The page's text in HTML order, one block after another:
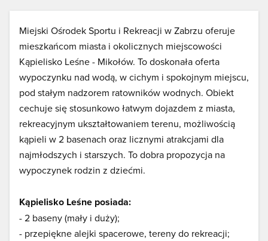
Miejski Ośrodek Sportu i Rekreacji w Zabrzu oferuje
mieszkańcom miasta i okolicznych miejscowości
Kąpielisko Leśne - Mikołów. To doskonała oferta
wypoczynku nad wodą, w cichym i spokojnym miejscu,
pod stałym nadzorem ratowników wodnych. Obiekt
cechuje się stosunkowo łatwym dojazdem z miasta,
rekreacyjnym ukształtowaniem terenu, możliwością
kąpieli w 2 basenach oraz licznymi atrakcjami dla
najmłodszych i starszych. To dobra propozycja na
wypoczynek rodzin z dziećmi.
Kąpielisko Leśne posiada:
- 2 baseny (mały i duży);
- przepiękne alejki spacerowe, tereny do rekreacji;